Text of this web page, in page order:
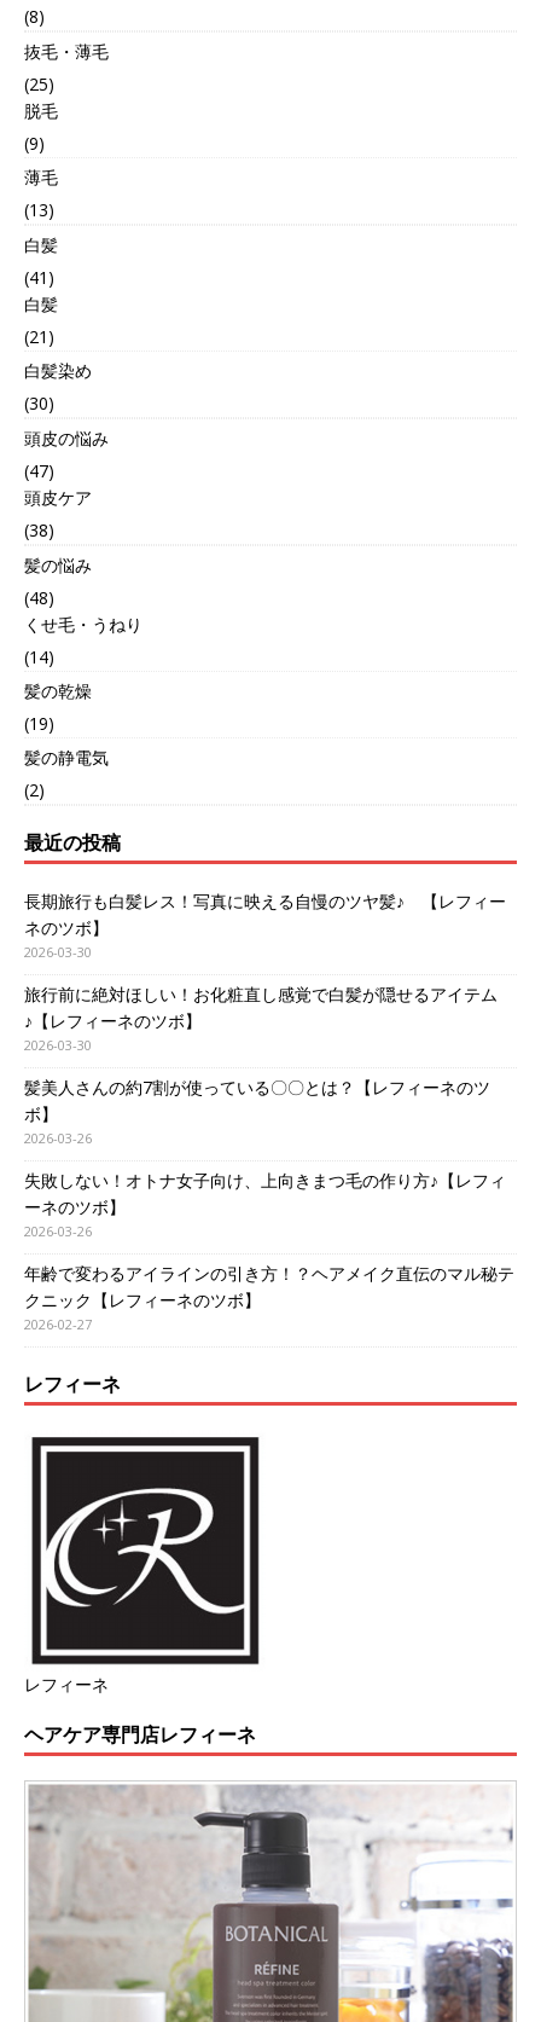
(8)
抜毛・薄毛
(25)
脱毛
(9)
薄毛
(13)
白髪
(41)
白髪
(21)
白髪染め
(30)
頭皮の悩み
(47)
頭皮ケア
(38)
髪の悩み
(48)
くせ毛・うねり
(14)
髪の乾燥
(19)
髪の静電気
(2)
最近の投稿
長期旅行も白髪レス！写真に映える自慢のツヤ髪♪ 【レフィー
ネのツボ】
2026-03-30
旅行前に絶対ほしい！お化粧直し感覚で白髪が隠せるアイテム
♪【レフィーネのツボ】
2026-03-30
髪美人さんの約7割が使っている〇〇とは？【レフィーネのツ
ボ】
2026-03-26
失敗しない！オトナ女子向け、上向きまつ毛の作り方♪【レフィ
ーネのツボ】
2026-03-26
年齢で変わるアイラインの引き方！？ヘアメイク直伝のマル秘テ
クニック【レフィーネのツボ】
2026-02-27
レフィーネ
レフィーネ
ヘアケア専門店レフィーネ